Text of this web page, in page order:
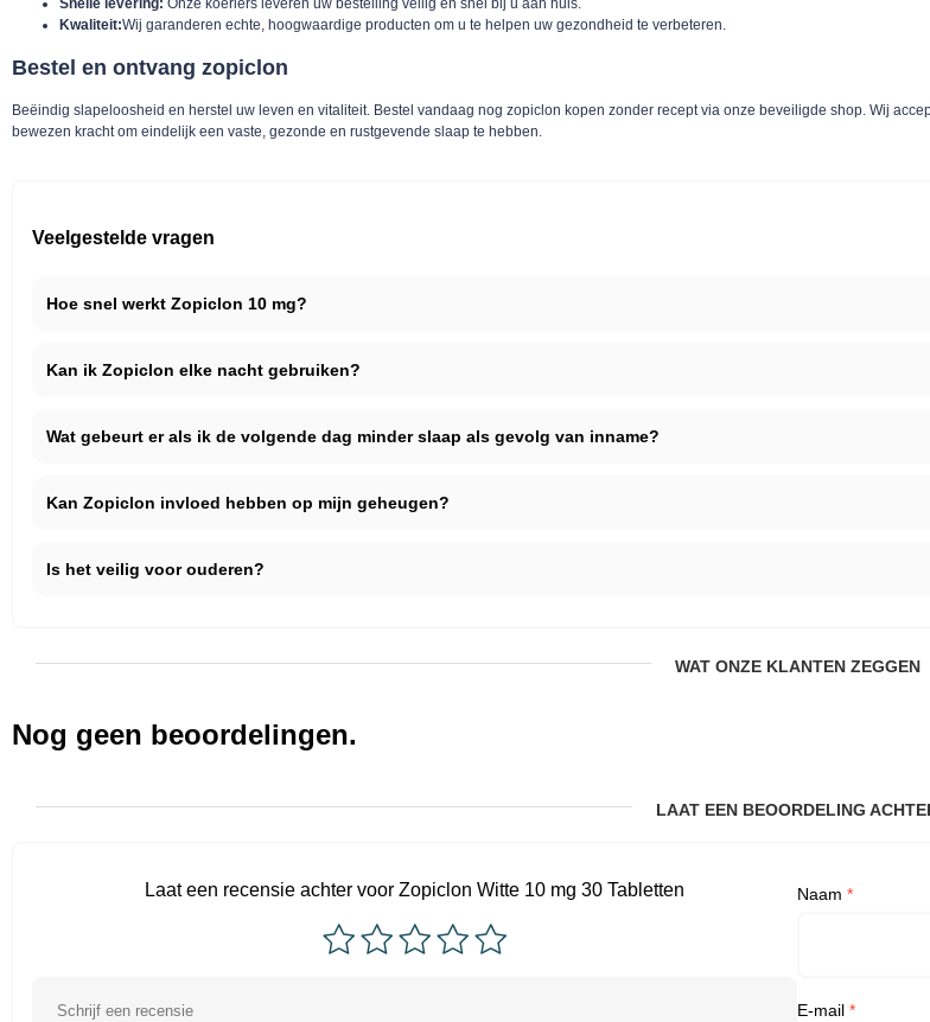
Snelle levering: Onze koeriers leveren uw bestelling veilig en snel bij u aan huis.
Kwaliteit:Wij garanderen echte, hoogwaardige producten om u te helpen uw gezondheid te verbeteren.
Bestel en ontvang zopiclon
Beëindig slapeloosheid en herstel uw leven en vitaliteit. Bestel vandaag nog zopiclon kopen zonder recept via onze beveiligde shop. Wij
bewezen kracht om eindelijk een vaste, gezonde en rustgevende slaap te hebben.
Veelgestelde vragen
Hoe snel werkt Zopiclon 10 mg?
Kan ik Zopiclon elke nacht gebruiken?
Wat gebeurt er als ik de volgende dag minder slaap als gevolg van inname?
Kan Zopiclon invloed hebben op mijn geheugen?
Is het veilig voor ouderen?
WAT ONZE KLANTEN ZEGGEN
Nog geen beoordelingen.
LAAT EEN BEOORDELING
Laat een recensie achter voor Zopiclon Witte 10 mg 30 Tabletten Naam *
E-mail *